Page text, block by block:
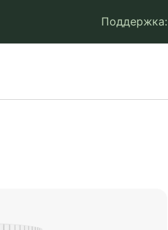
Поддержка: